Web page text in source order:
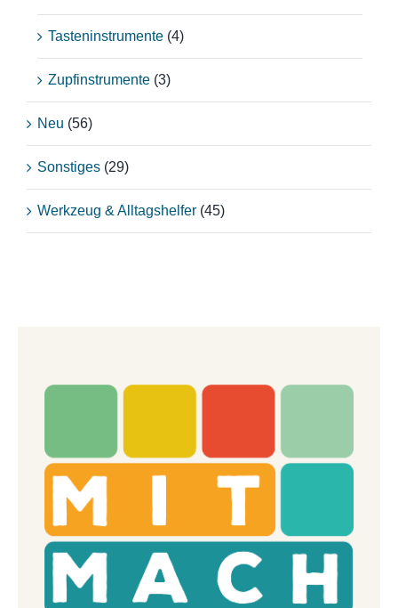
Tasteninstrumente (4)
Zupfinstrumente (3)
Neu (56)
Sonstiges (29)
Werkzeug & Alltagshelfer (45)